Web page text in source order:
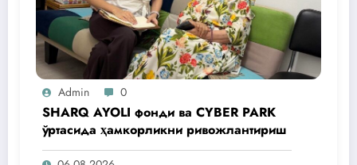
Admin 0
SHARQ AYOLI фонди ва CYBER PARK
ўртасида ҳамкорликни ривожлантириш